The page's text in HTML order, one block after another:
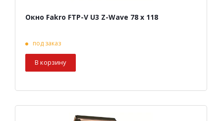
Окно Fakro FTP-V U3 Z-Wave 78 х 118
под заказ
В корзину